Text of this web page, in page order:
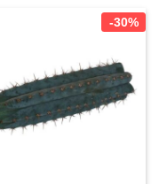
-30%